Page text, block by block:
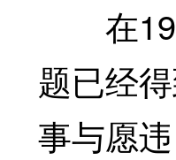
在
题已经
事与愿